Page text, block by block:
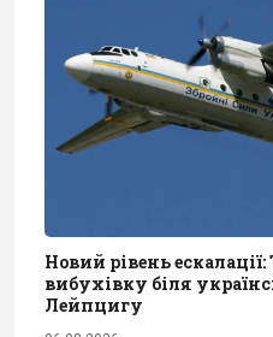
Новий рівень
вибухівку біля
Лейпцигу